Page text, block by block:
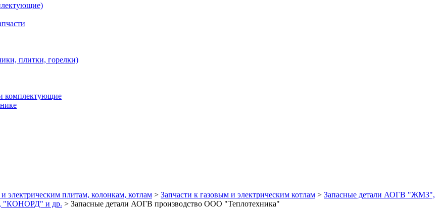
плитки, горелки)
комплектующие
электрическим плитам, колонкам, котлам > Запчасти к газовым и электрическим котлам > Запасные детали АОГВ "ЖМЗ",
"КОНОРД" и др. > Запасные детали АОГВ производство ООО "Теплотехника"